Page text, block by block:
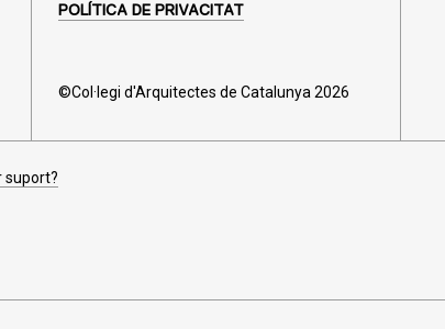
POLÍTICA DE PRIVACITAT
©Col·legi d'Arquitectes de Catalunya 2026
suport?